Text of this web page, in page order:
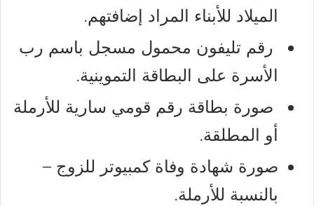
الميلاد للأبناء المراد إضافتهم.
رقم تليفون محمول مسجل باسم رب
الأسرة على البطاقة التموينية.
صورة بطاقة رقم قومي سارية للأرملة
أو المطلقة.
صورة شهادة وفاة كمبيوتر للزوج –
بالنسبة للأرملة.